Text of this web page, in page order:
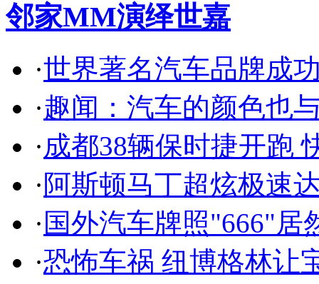
邻家MM演绎世嘉
·世界著名汽车品牌成
·趣闻：汽车的颜色也
·成都38辆保时捷开跑
·阿斯顿马丁超炫极速
· 国外汽车牌照"666"居
·恐怖车祸 纽博格林让